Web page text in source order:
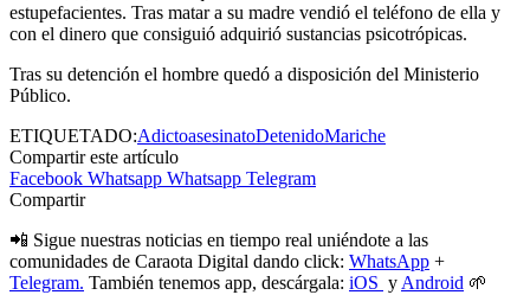
estupefacientes. Tras matar a su madre vendió el teléfono de ella y
con el dinero que consiguió adquirió sustancias psicotrópicas.
Tras su detención el hombre quedó a disposición del Ministerio
Público.
ETIQUETADO:AdictoasesinatoDetenidoMariche
Compartir este artículo
Facebook Whatsapp Whatsapp Telegram
Compartir
📲 Sigue nuestras noticias en tiempo real uniéndote a las
comunidades de Caraota Digital dando click: WhatsApp +
Telegram. También tenemos app, descárgala: iOS y Android 🌱